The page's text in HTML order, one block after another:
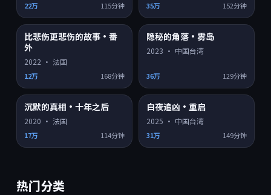
22万 115分钟 35万 152分钟
9.3
HD
比悲伤更悲伤的故事·番
外
2022 · 法国
12万 168分钟
9.2
隐秘的角落·雾岛
2023 · 中国台湾
36万 129分钟
9.2
沉默的真相·十年之后
2020 · 法国
17万 114分钟
9.2
白夜追凶·重启
2025 · 中国台湾
31万 149分钟
热门分类